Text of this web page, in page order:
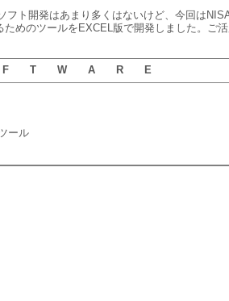
ト開発はあまり多くはないけど、今回は
めのツールをEXCEL版で開発しました。ご活
T W A R E
ール